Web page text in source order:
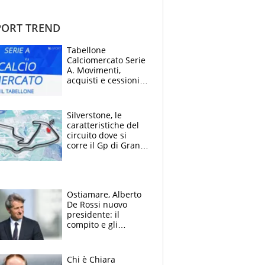
TREND
Tabellone
Calciomercato Serie
A. Movimenti,
acquisti e cessioni:
Silverstone, le
caratteristiche del
circuito dove si
corre il Gp di Gran
Ostiamare, Alberto
De Rossi nuovo
presidente: il
compito e gli
Chi è Chiara